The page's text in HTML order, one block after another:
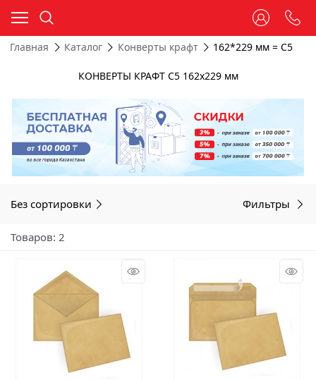
Главная Каталог Конверты крафт 162*229 мм = С5
КОНВЕРТЫ КРАФТ С5 162х229 мм
Без сортировки Фильтры
Товаров: 2